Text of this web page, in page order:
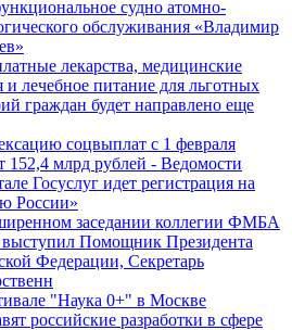
судно атомно-
обслуживания «Владимир
лекарства, медицинские
и лечебное питание для льготных
граждан будет направлено еще
соцвыплат с 1 февраля
152,4 млрд рублей - Ведомости
Госуслуг идет регистрация на
России»
заседании коллегии ФМБА
выступил Помощник Президента
Федерации, Секретарь
"Наука 0+" в Москве
российские разработки в сфере